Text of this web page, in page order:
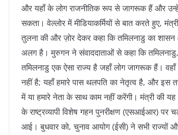
और यहाँ के लोग राजनीतिक रूप से जागरूक हैं और उन्हें
सकता। वेल्लोर में मीडियाकर्मियों से बात करते हुए,
तुलना की और ज़ोर देकर कहा कि तमिलनाडु का शासन
अलग है। मुरुगन ने संवाददाताओं से कहा कि तमिलनाडु,
तमिलनाडु एक ऐसा राज्य है जहाँ लोग जागरूक हैं।
नहीं है; यहाँ हमारे पास थलपति का नेतृत्व है, और इस
में या हमारे नेता के साथ काम नहीं करेंगी। मंत्री की यह
के राष्ट्रव्यापी विशेष गहन पुनरीक्षण (एसआईआर) पर
आई। बुधवार को, चुनाव आयोग (ईसी) ने सभी राज्यों